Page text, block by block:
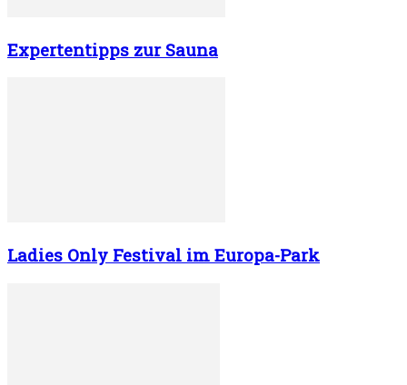
Expertentipps zur Sauna
Ladies Only Festival im Europa-Park